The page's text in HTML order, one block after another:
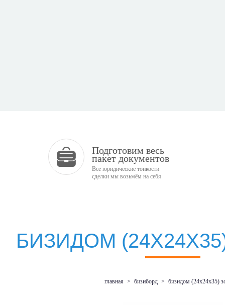
Подготовим весь
пакет документов
Все юридические тонкости
сделки мы возьмём на себя
БИЗИДОМ
главная > бизиборд > бизидом (24х24х35)